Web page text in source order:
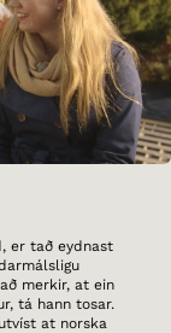
er tað eydnast
merkir, at ein
tá hann tosar.
at norska